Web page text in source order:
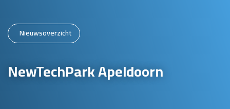
Nieuwsoverzicht
NewTechPark Apeldoorn